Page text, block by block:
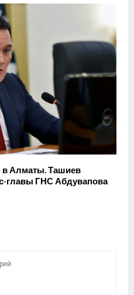
Алматы. Ташиев
главы ГНС Абдувапова